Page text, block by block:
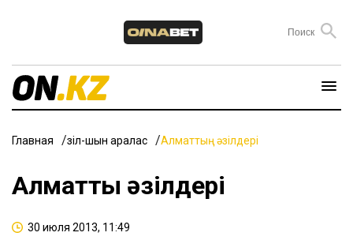
Главная Әзіл-шын аралас Алматтың әзілдері
Алматтың әзілдері
30 июля 2013, 11:49